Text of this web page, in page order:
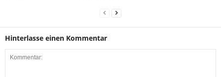
Hinterlasse einen Kommentar